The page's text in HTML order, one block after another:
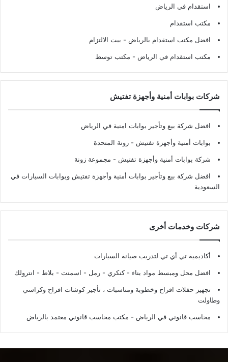
استقدام في الرياض
مكتب استقدام
افضل مكتب استقدام بالرياض - بيت الالتزام
مكتب استقدام في الرياض - مكتب توسط
شركات بوابات أمنية وأجهزة تفتيش
افضل شركة بيع وتأجير بوابات امنية في الرياض
بوابات أمنية وأجهزة تفتيش - زونة المتحدة
شركة بوابات أمنية وأجهزة تفتيش - مجموعة زونة
افضل شركة بيع وتأجير بوابات أمنية وأجهزة تفتيش وبوابات السيارات في
السعودية
شركات وخدمات أخرى
أكاديمية تي أي تي لتدريب صيانة السيارات
افضل محل ومبسط مواد بناء - كنكري - رمل - اسمنت - بلاط - انترولك
تجهيز حفلات افراح وخطوبة ومناسبات ، تأجير كوشات افراح وكراسي
وطاولت
محاسب قانوني في الرياض - مكتب محاسب قانوني معتمد بالرياض